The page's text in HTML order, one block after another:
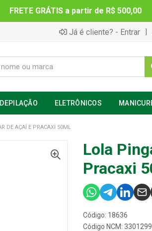
FRETE GRÁTIS a partir de R$ 500,00
Já é cliente? - Entrar |
DEPILAÇÃO ELETRÔNICOS
DE AÇAÍ E PRACAXI 50ML
Lola
Pracaxi
Código: 18636
Código NCM: